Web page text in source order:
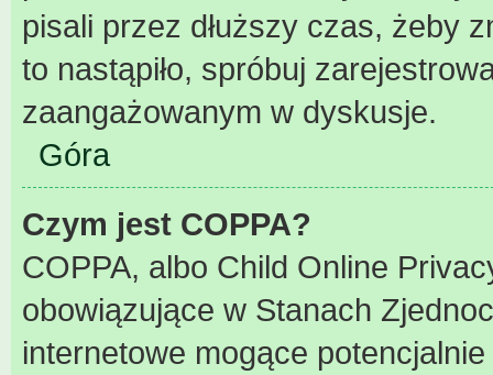
pisali przez dłuższy czas, żeby
to nastąpiło, spróbuj
zaangażowanym w dyskusje.
Góra
Czym jest COPPA?
COPPA, albo Child Online
obowiązujące w Stanach
internetowe mogące